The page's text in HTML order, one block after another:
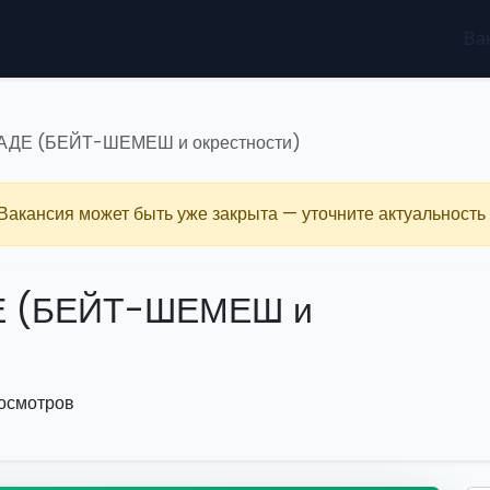
(БЕЙТ-ШЕМЕШ и окрестности)
может быть уже закрыта — уточните
(БЕЙТ-ШЕМЕШ и